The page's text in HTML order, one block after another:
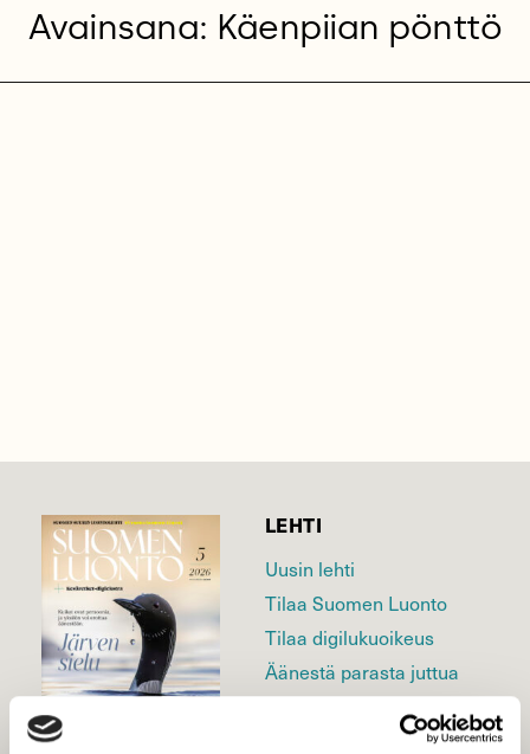
Avainsana: Käenpiian pönttö
LEHTI
Uusin lehti
Tilaa Suomen Luonto
Tilaa digilukuoikeus
Äänestä parasta juttua